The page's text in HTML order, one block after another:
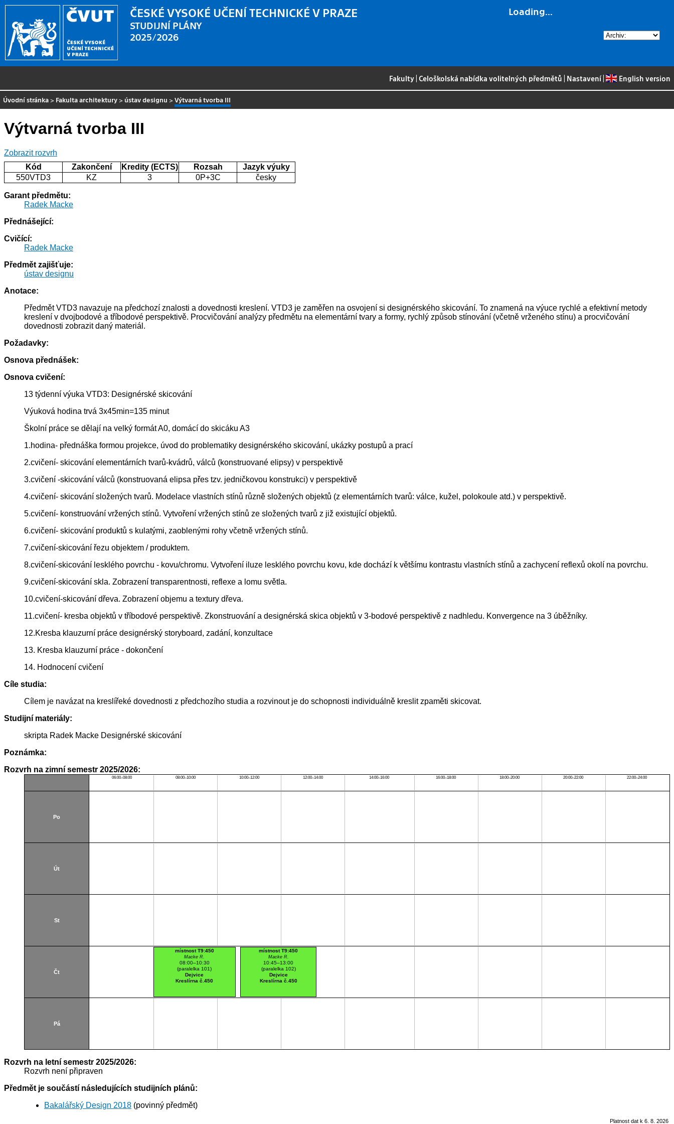
Loading...
ČESKÉ VYSOKÉ UČENÍ TECHNICKÉ V PRAZE
STUDIJNÍ PLÁNY
2025/2026
Fakulty |Celoškolská nabídka volitelných předmětů Nastavení| English version
Úvodní stránka > Fakulta architektury > ústav designu >Výtvarná tvorba III
Výtvarná tvorba III
Zobrazit rozvrh
Kód
Zakončení Kredity (ECTS) Rozsah
Jazyk výuky
550VTD3
KZ 3 0P+3C česky
Garant předmětu:
Radek Macke
Přednášející:
Cvičící:
Radek Macke
Předmět zajišťuje:
ústav designu
Anotace:
Předmět VTD3 navazuje na předchozí znalosti a dovednosti kreslení. VTD3 je zaměřen na osvojení si designérského skicování. To znamená na výuce rychlé a efektivní metody
kreslení v dvojbodové a tříbodové perspektivě. Procvičování analýzy předmětu na elementární tvary a formy, rychlý způsob stínování (včetně vrženého stínu) a procvičování
dovednosti zobrazit daný materiál.
Požadavky:
Osnova přednášek:
Osnova cvičení:
13 týdenní výuka VTD3: Designérské skicování
Výuková hodina trvá 3x45min=135 minut
Školní práce se dělají na velký formát A0, domácí do skicáku A3
1.hodina- přednáška formou projekce, úvod do problematiky designérského skicování, ukázky postupů a prací
2.cvičení- skicování elementárních tvarů-kvádrů, válců (konstruované elipsy) v perspektivě
3.cvičení -skicování válců (konstruovaná elipsa přes tzv. jedničkovou konstrukci) v perspektivě
4.cvičení- skicování složených tvarů. Modelace vlastních stínů různě složených objektů (z elementárních tvarů: válce, kužel, polokoule atd.) v perspektivě.
5.cvičení- konstruování vržených stínů. Vytvoření vržených stínů ze složených tvarů z již existující objektů.
6.cvičení- skicování produktů s kulatými, zaoblenými rohy včetně vržených stínů.
7.cvičení-skicování řezu objektem / produktem.
8.cvičení-skicování lesklého povrchu - kovu/chromu. Vytvoření iluze lesklého povrchu kovu, kde dochází k většímu kontrastu vlastních stínů a zachycení reflexů okolí na povrchu.
9.cvičení-skicování skla. Zobrazení transparentnosti, reflexe a lomu světla.
10.cvičení-skicování dřeva. Zobrazení objemu a textury dřeva.
11.cvičení- kresba objektů v tříbodové perspektivě. Zkonstruování a designérská skica objektů v 3-bodové perspektivě z nadhledu. Konvergence na 3 úběžníky.
12.Kresba klauzurní práce designérský storyboard, zadání, konzultace
13. Kresba klauzurní práce - dokončení
14. Hodnocení cvičení
Cíle studia:
Cílem je navázat na kreslířeké dovednosti z předchozího studia a rozvinout je do schopnosti individuálně kreslit zpaměti skicovat.
Studijní materiály:
skripta Radek Macke Designérské skicování
Poznámka:
Rozvrh na zimní semestr 2025/2026:
06:00–08:00 08:00–10:00 10:00–12:00 12:00–14:00 14:00–16:00 16:00–18:00 18:00–20:00 20:00–22:00 22:00–24:00
Po
Út
St
Čt
místnost T9:450
Macke R.
08:00–10:30
(paralelka 101)
Dejvice
Kreslírna č.450
místnost T9:450
Macke R.
10:45–13:00
(paralelka 102)
Dejvice
Kreslírna č.450
Pá
Rozvrh na letní semestr 2025/2026:
Rozvrh není připraven
Předmět je součástí následujících studijních plánů:
Bakalářský Design 2018 (povinný předmět)
Platnost dat k 6. 8. 2026